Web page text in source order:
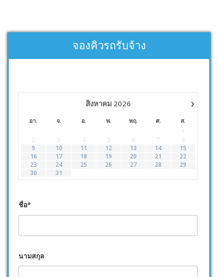
จองคิวรถรับจ้าง
›
สิงหาคม 2026
อา. จ. อ. พ. พฤ. ศ.
ส.
1
2
3 4 5 6 7
8
9
10 11 12 13 14
15
16
17 18 19 20 21
22
23
24 25 26 27 28
29
30
31
ชื่อ*
นามสกุล